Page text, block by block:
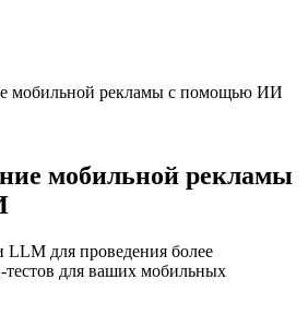
мобильной рекламы с помощью ИИ
мобильной рекламы
для проведения более
для ваших мобильных